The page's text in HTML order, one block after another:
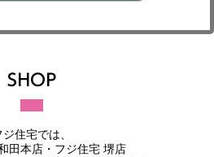
ジ住宅では、
田本店・フジ住宅 堺店